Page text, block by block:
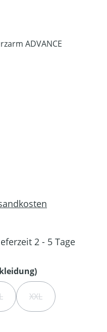
2 - 5 Tage
auswählen
VERFÜGBAR.)
NICHT VERFÜGBAR.)
OPTION IST ZURZEIT
XXL(DIESE OPTION IST